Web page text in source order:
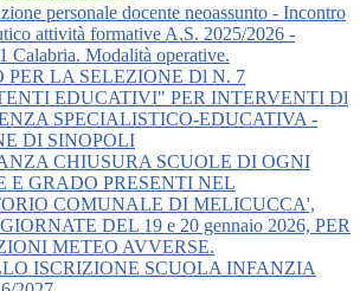
personale docente neoassunto - Incontro
attività formative A.S. 2025/2026 -
Calabria. Modalità operative.
PER LA SELEZIONE Dl N. 7
EDUCATIVI" PER INTERVENTI Dl
SPECIALISTICO-EDUCATIVA -
DI SINOPOLI
CHIUSURA SCUOLE DI OGNI
E GRADO PRESENTI NEL
COMUNALE DI MELICUCCA',
DEL 19 e 20 gennaio 2026, PER
METEO AVVERSE.
ISCRIZIONE SCUOLA INFANZIA